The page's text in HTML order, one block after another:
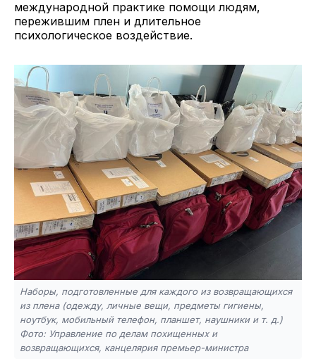
международной практике помощи людям,
пережившим плен и длительное
психологическое воздействие.
Наборы, подготовленные для каждого из возвращающихся
из плена (одежду, личные вещи, предметы гигиены,
ноутбук, мобильный телефон, планшет, наушники и т. д.)
Фото: Управление по делам похищенных и
возвращающихся, канцелярия премьер-министра